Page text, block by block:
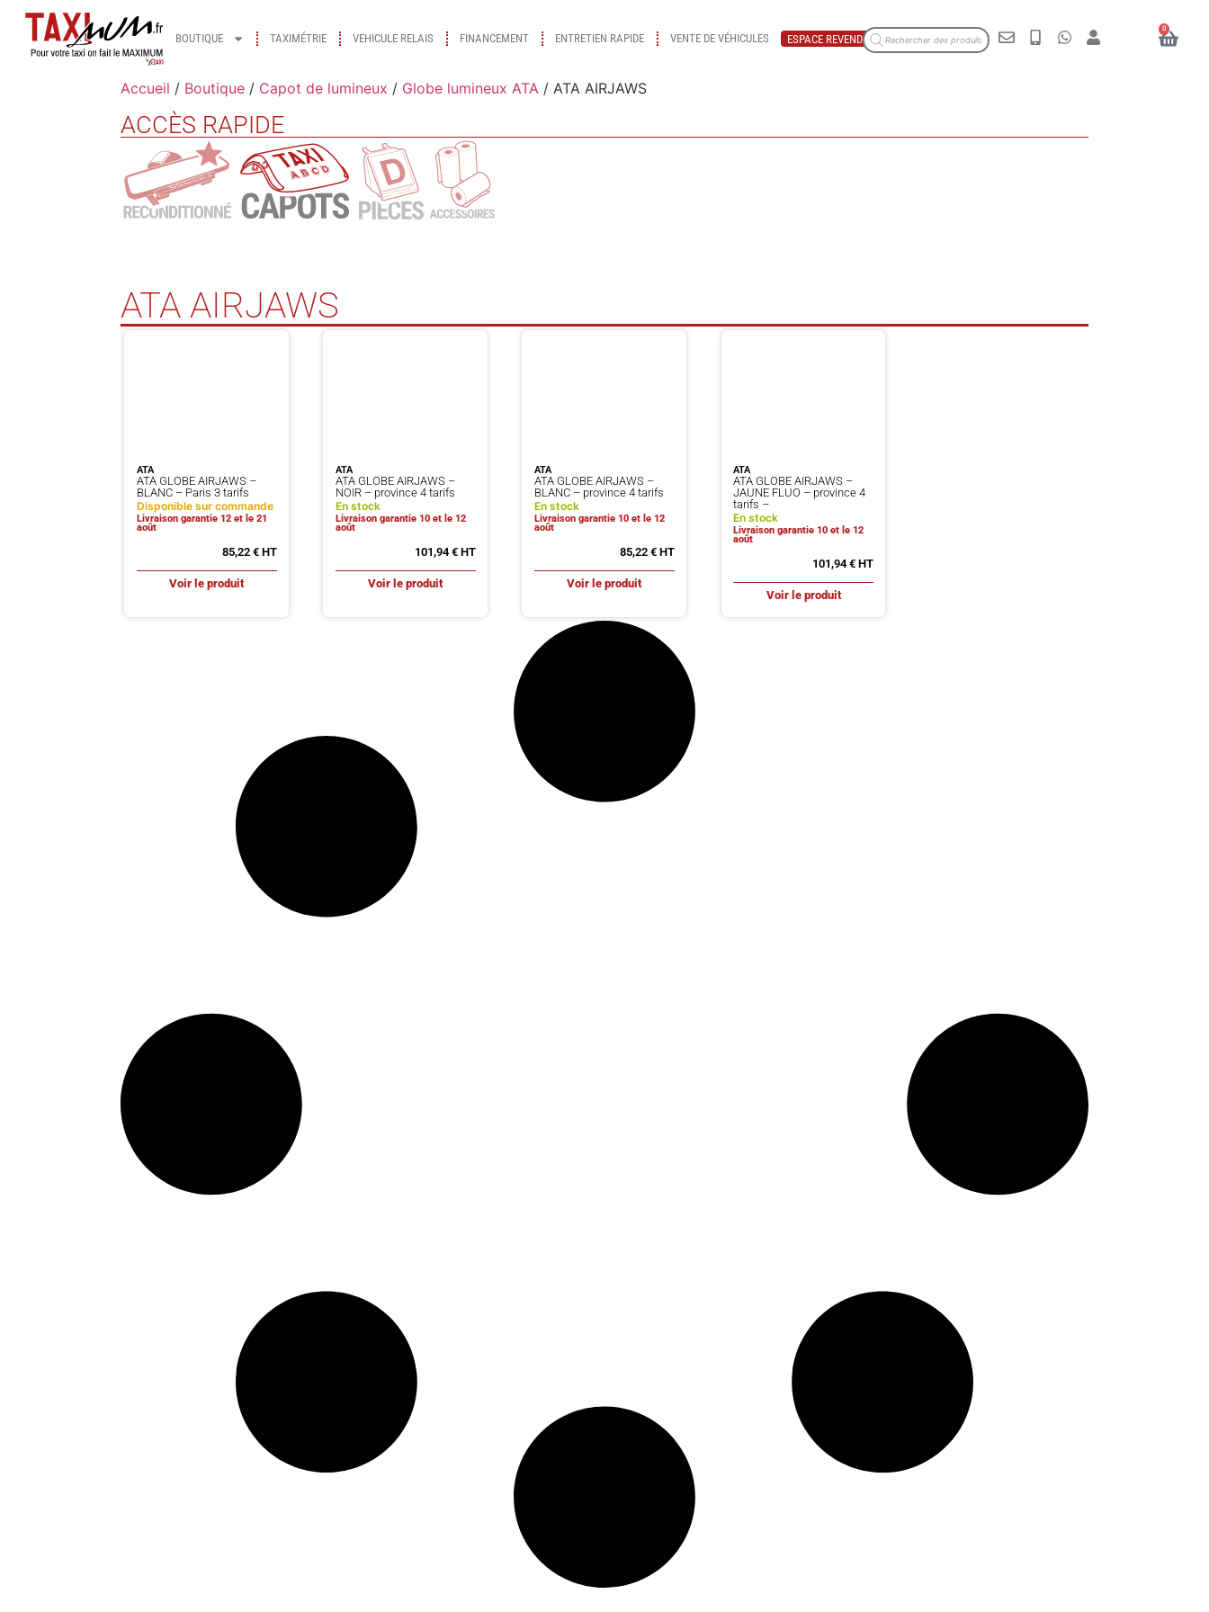
BOUTIQUE TAXIMÉTRIE VEHICULE RELAIS FINANCEMENT ENTRETIEN RAPIDE VENTE DE VÉHICULES ESPACE REVENDEUR
Accueil / Boutique / Capot de lumineux / Globe lumineux ATA / ATA AIRJAWS
ACCÈS RAPIDE
ATA AIRJAWS
ATA
ATA GLOBE AIRJAWS –
BLANC – Paris 3 tarifs
Disponible sur commande
Livraison garantie 12 et le 21
août
85,22 €
Voir le produit
ATA
ATA GLOBE AIRJAWS –
NOIR – province 4 tarifs
En stock
Livraison garantie 10 et le 12
août
101,94€
Voir le produit
ATA
ATA GLOBE AIRJAWS –
BLANC – province 4 tarifs
En stock
Livraison garantie 10 et le 12
août
85,22€
Voir le produit
ATA
ATA GLOBE AIRJAWS –
JAUNE FLUO – province 4
tarifs –
En stock
Livraison garantie 10 et le 12
août
101,94€
Voir le produit
0